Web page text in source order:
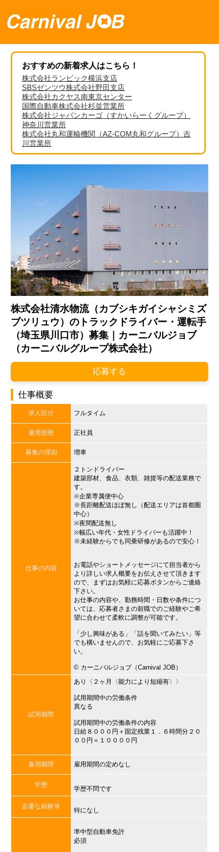
おすすめの新着求人はこちら！
株式会社ランビック横浜支店
SBSゼンツウ株式会社野田支店
株式会社カクヤス南東京センター
国際自動車株式会社杉並営業所
株式会社ジャパンカーゴ（すかいらーくグループ）
神奈川営業所
株式会社丸和運輸機関（AZ-COM丸和グループ）吉
川営業所
株式会社清水物流（カブシキガイシャシミズ
ブツリュウ）のトラックドライバー・運転手
（埼玉県川口市）募集｜カーニバルジョブ
（カーニバルグループ株式会社）
応募する
仕事概要
求人区分 フルタイム
雇用形態 正社員
募集の理由 増車
仕事の内容
２トンドライバー
建築部材、食品、衣類、雑貨等の配送業務で
す。
※企業専属便中心
※長距離配送ほぼ無し（配送エリアは首都圏
中心）
※夜間配送無し
※幅広い年代・女性ドライバーも活躍中！
※未経験からでも同乗研修があるので安心！
お電話やショートメッセージにて担当者から
より詳しい求人概要をお伝えさせて頂きます
ので、まずはお気軽に応募ボタンからご連絡
下さい。
お仕事の内容や、勤務時間・日数や条件につ
いては、応募者さまの前職でのご経験やご希
望に合わせて柔軟に調整が可能です。
「少し興味がある」「話を聞いてみたい」等
でも構いませんので、お気軽にご応募下さ
い。
©︎ カーニバルジョブ（Carnival JOB）
試用期間
あり〈２ヶ月〈能力により短縮有〉〉
試用期間中の労働条件
異なる
試用期間中の労働条件の内容
日給８０００円＋固定残業１．６時間分２０
００円＝１００００円
雇用期間 雇用期間の定めなし
学歴
学歴不問です
必要な経験等
特になし
準中型自動車免許
必須